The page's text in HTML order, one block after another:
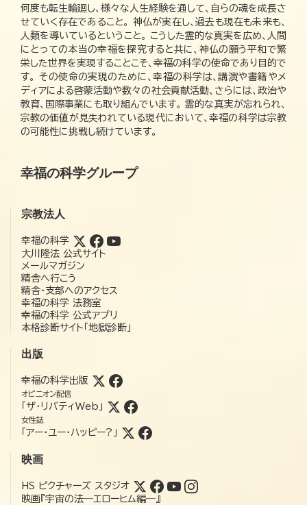
何度も転生輪廻し、様々な人生経験を通して、自らの魂を成長さ
せていく存在であること。 神仏が実在し、過去も現在も未来も、
人類を導いているということ。 こうした霊的な真実を広め、人間
にとっての本当の幸福を探究すると共に、神仏の願う平和で繁
栄した世界を実現することこそ、幸福の科学の使命であり目的で
す。 その使命の実現のために、幸福の科学は、講演や書籍やメ
ディアによる啓蒙活動や数々の社会貢献活動、さらには、政治や
教育、国際事業にも取り組んでいます。 霊的な真実が忘れられ、
宗教の価値が見失われている現代において、幸福の科学は宗教
の可能性に挑戦し続けています。
幸福の科学グループ
宗教法人
幸福の科学
大川隆法 公式サイト
メールマガジン
精舎へ行こう
精舎・支部へのアクセス
幸福の科学 法務室
幸福の科学 公式アプリ
本格診断サイト「地獄診断」
出版
幸福の科学出版
オピニオン配信
「ザ・リバティWeb」
女性誌
「アー・ユー・ハッピー?」
映画
HS ピクチャーズ スタジオ
映画『宇宙の法―エローヒム編―』